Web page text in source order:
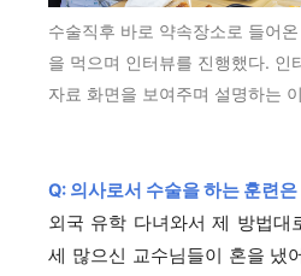
수술직후 바로 약속장소로 들어
을 먹으며 인터뷰를 진행했다. 인
자료 화면을 보여주며 설명하는
Q: 의사로서 수술을 하는 훈련
외국 유학 다녀와서 제 방법대
세 많으신 교수님들이 혼을 냈